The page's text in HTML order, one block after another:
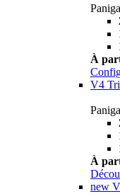
À
V4
À
new